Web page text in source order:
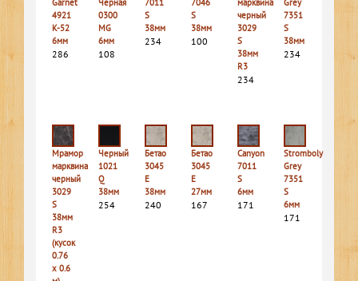
Garnet
4921
K-52
6мм
286
Черная
0300
MG
6мм
108
7011
S
38мм
234
7046
S
38мм
100
марквина
черный
3029
S
38мм
R3
234
Grey
7351
S
38мм
234
Мрамор
марквина
черный
3029
S
38мм
R3
(кусок
0.76
х 0.6
Черный
1021
Q
38мм
254
Бетао
3045
E
38мм
240
Бетао
3045
E
27мм
167
Canyon
7011
S
6мм
171
Stromboly
Grey
7351
S
6мм
171